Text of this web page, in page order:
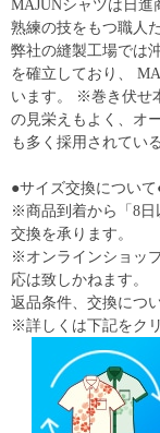
MAJUNシャツは日
熟練の技をもつ職人
弊社の縫製工場では
を確立しており、
います。 ※巻き伏せ
の見栄えもよく、オ
も多く採用されてい
●サイズ交換について
※商品到着から「8日
交換を承ります。
※オンラインショッ
応は致しかねます。
返品条件、交換につ
※詳しくは下記をク